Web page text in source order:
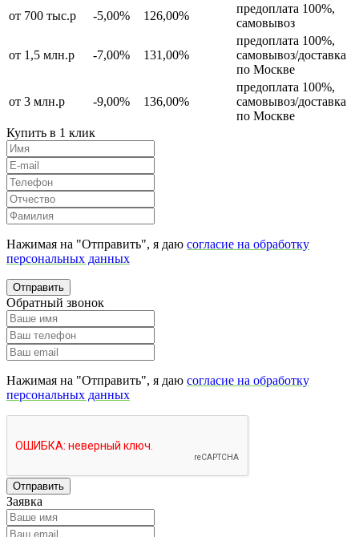
от 700 тыс.р
-5,00% 126,00%
предоплата 100%,
самовывоз
от 1,5 млн.р -7,00% 131,00%
предоплата 100%,
самовывоз/доставка
по Москве
от 3 млн.р -9,00% 136,00%
предоплата 100%,
самовывоз/доставка
по Москве
Купить в 1 клик
Нажимая на "Отправить", я даю согласие на обработку
персональных данных
Отправить
Обратный звонок
Нажимая на "Отправить", я даю согласие на обработку
персональных данных
Отправить
Заявка